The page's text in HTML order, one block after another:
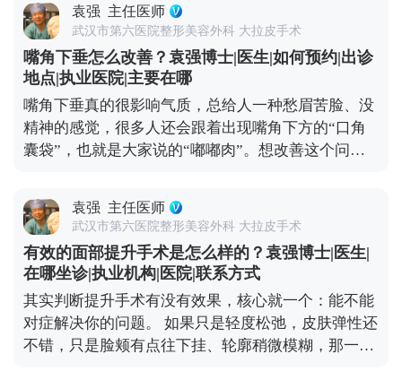
的“长效投资”。 想知道更多关于MCR复合提升术的
问题，可以去官方媒体平台（公众号、百家号、小红
薯）预约面诊，详细了解。
胀的异物感，后期随着恢复，肿胀会慢慢消退，大1-
3个月左右，基本恢复正常，日常社交没问题。 另外
分享几个加速消肿的小技巧：术后按医生要求戴好头
套，前几天做好冰敷，平时避免剧烈运动、少吃辛辣
刺激的食物，这些都能帮身体更快恢复。不过每个人
的体质和恢复节奏都不一样，不用着急，给身体足够
的恢复时间，才能换来更自然的效果。 想知道更多关
众号、百家号、小红薯）预约面诊，详细了解。
袁强 主任医师
武汉市第六医院整形美容外科 大拉皮手术
嘴角下垂怎么改善？袁强博士|医生|如何预约|出诊
地点|执业医院|主要在哪
嘴角下垂真的很影响气质，总给人一种愁眉苦脸、没
精神的感觉，很多人还会跟着出现嘴角下方的“口角
囊袋”，也就是大家说的“嘟嘟肉”。想改善这个问
要通过中下面部拉皮手术来解决。比如MCR复合提升
术，针对嘴角和口角囊袋区域会做精细处理，能让嘴
角恢复微微上扬的状态，还不会影响表情自然度。 这
里要重点说下，嘴角周围的神经和肌肉特别丰富，稍
微处理不当就可能影响表情自然度，所以找对医生很
关键——一定要选对脸部解剖结构熟悉的医生，面诊
时多沟通自己想要的自然效果。 想知道更多关于
袁强 主任医师
武汉市第六医院整形美容外科 大拉皮手术
有效的面部提升手术是怎么样的？袁强博士|医生|
在哪坐诊|执业机构|医院|联系方式
其实判断提升手术有没有效果，核心就一个：能不能
对症解决你的问题。 如果只是轻度松弛，皮肤弹性还
不错，只是脸颊有点往下挂、轮廓稍微模糊，那一些